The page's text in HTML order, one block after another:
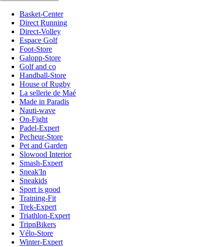
Basket-Center
Direct Running
Direct-Volley
Espace Golf
Foot-Store
Galopp-Store
Golf and co
Handball-Store
House of Rugby
La sellerie de Maé
Made in Paradis
Nauti-wave
On-Fight
Padel-Expert
Pecheur-Store
Pet and Garden
Slowood Interior
Smash-Expert
Sneak'In
Sneakids
Sport is good
Training-Fit
Trek-Expert
Triathlon-Expert
TripnBikers
Vélo-Store
Winter-Expert